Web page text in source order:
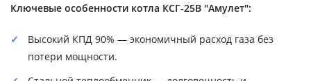
Ключевые особенности котла КСГ-25В "Амулет":
Высокий КПД 90% — экономичный расход газа без
потери мощности.